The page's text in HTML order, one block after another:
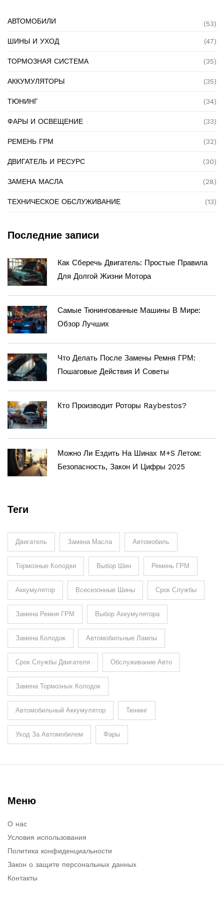
АВТОМОБИЛИ (53)
ШИНЫ И УХОД (47)
ТОРМОЗНАЯ СИСТЕМА (35)
АККУМУЛЯТОРЫ (35)
ТЮНИНГ (34)
ФАРЫ И ОСВЕЩЕНИЕ (33)
РЕМЕНЬ ГРМ (32)
ДВИГАТЕЛЬ И РЕСУРС (30)
ЗАМЕНА МАСЛА (28)
ТЕХНИЧЕСКОЕ ОБСЛУЖИВАНИЕ (13)
Последние записи
Как Сберечь Двигатель: Простые Правила
Для Долгой Жизни Мотора
Самые Тюнингованные Машины В Мире:
Обзор Лучших
Что Делать После Замены Ремня ГРМ:
Пошаговые Действия И Советы
Кто Производит Роторы Raybestos?
Можно Ли Ездить На Шинах M+S Летом:
Безопасность, Закон И Цифры 2025
Теги
Двигатель Замена Масла Автомобиль
Тормозные Колодки Выбор Шин Ремень ГРМ
Аккумулятор Всесезонные Шины Срок Службы
Замена Ремня ГРМ Выбор Аккумулятора
Замена Колодок Автомобильные Лампы
Срок Службы Двигателя Обслуживание Авто
Замена Тормозных Колодок
Автомобильный Аккумулятор Тюнинг
Уход За Автомобилем Фары
Меню
О нас
Условия использования
Политика конфиденциальности
Закон о защите персональных данных
Контакты